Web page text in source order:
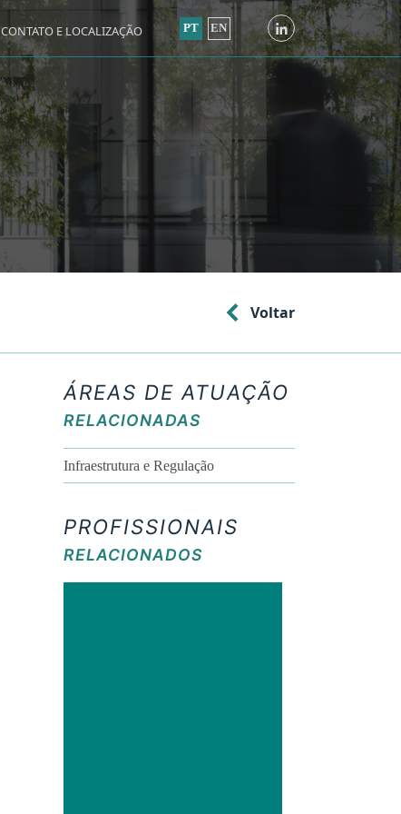
CONTATO E LOCALIZAÇÃO PT EN
Voltar
ÁREAS DE ATUAÇÃO
RELACIONADAS
Infraestrutura e Regulação
PROFISSIONAIS
RELACIONADOS